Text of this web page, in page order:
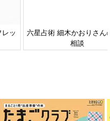
六星占術 細木かおりさんの人生